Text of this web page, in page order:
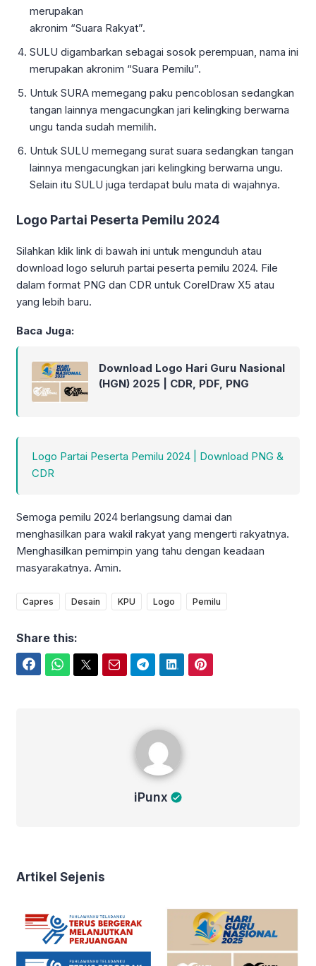
merupakan
akronim “Suara Rakyat”.
SULU digambarkan sebagai sosok perempuan, nama ini
merupakan akronim “Suara Pemilu”.
Untuk SURA memegang paku pencoblosan sedangkan
tangan lainnya mengacungkan jari kelingking berwarna
ungu tanda sudah memilih.
Untuk SULU memegang surat suara sedangkan tangan
lainnya mengacungkan jari kelingking berwarna ungu.
Selain itu SULU juga terdapat bulu mata di wajahnya.
Logo Partai Peserta Pemilu 2024
Silahkan klik link di bawah ini untuk mengunduh atau
download logo seluruh partai peserta pemilu 2024. File
dalam format PNG dan CDR untuk CorelDraw X5 atau
yang lebih baru.
Baca Juga:
Download Logo Hari Guru Nasional
(HGN) 2025 | CDR, PDF, PNG
Logo Partai Peserta Pemilu 2024 | Download PNG &
CDR
Semoga pemilu 2024 berlangsung damai dan
menghasilkan para wakil rakyat yang mengerti rakyatnya.
Menghasilkan pemimpin yang tahu dengan keadaan
masyarakatnya. Amin.
Capres Desain KPU Logo Pemilu
Share this:
iPunx
Artikel Sejenis